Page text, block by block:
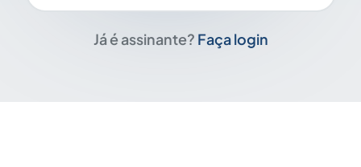
Já é assinante? Faça login